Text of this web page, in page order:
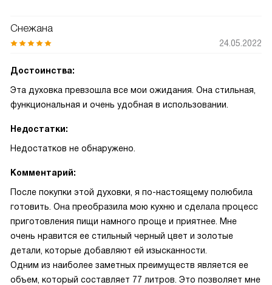
Снежана
24.05.2022
Достоинства:
Эта духовка превзошла все мои ожидания. Она стильная,
функциональная и очень удобная в использовании.
Недостатки:
Недостатков не обнаружено.
Комментарий:
После покупки этой духовки, я по-настоящему полюбила
готовить. Она преобразила мою кухню и сделала процесс
приготовления пищи намного проще и приятнее. Мне
очень нравится ее стильный черный цвет и золотые
детали, которые добавляют ей изысканности.
Одним из наиболее заметных преимуществ является ее
объем, который составляет 77 литров. Это позволяет мне